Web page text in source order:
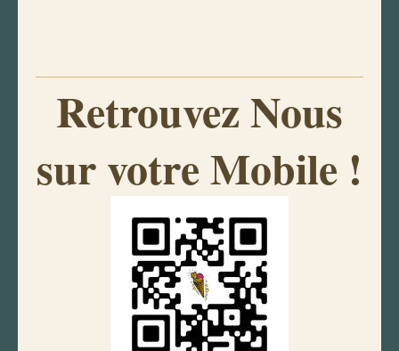
Retrouvez Nous
sur votre Mobile !